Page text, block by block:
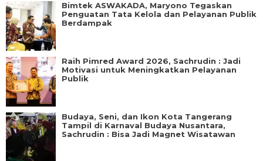
Bimtek ASWAKADA, Maryono Tegaskan
Penguatan Tata Kelola dan Pelayanan Publik
Berdampak
Raih Pimred Award 2026, Sachrudin : Jadi
Motivasi untuk Meningkatkan Pelayanan
Publik
Budaya, Seni, dan Ikon Kota Tangerang
Tampil di Karnaval Budaya Nusantara,
Sachrudin : Bisa Jadi Magnet Wisatawan